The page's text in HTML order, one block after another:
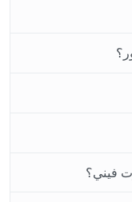
فيني؟